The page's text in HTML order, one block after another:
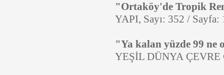
"Ortaköy'de Tropik
YAPI, Sayı: 352 /
"Ya kalan yüzde 99 ne
YEŞİL DÜNYA ÇEVRE